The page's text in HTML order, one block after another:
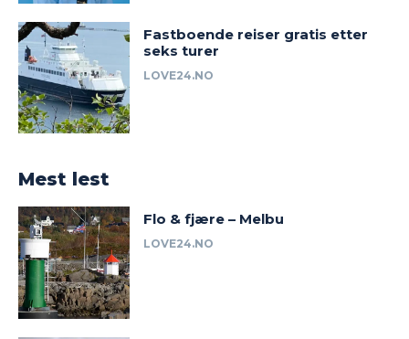
Fastboende reiser gratis etter
seks turer
LOVE24.NO
Mest lest
Flo & fjære – Melbu
LOVE24.NO